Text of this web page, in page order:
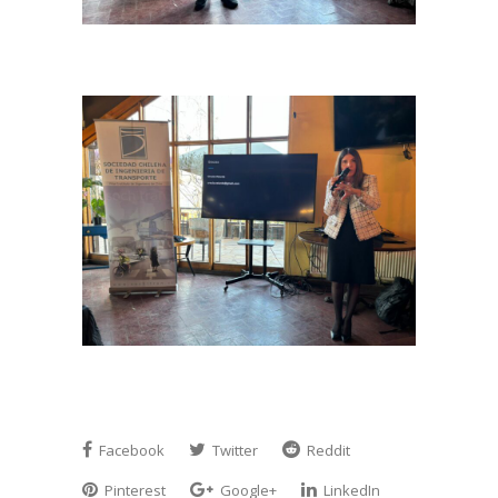
Facebook Twitter
Reddit
Pinterest
Google+ LinkedIn